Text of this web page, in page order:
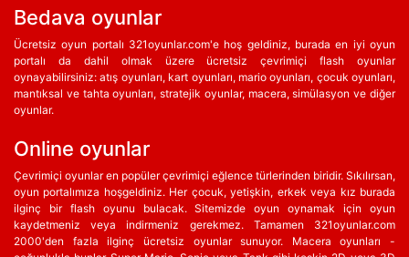
Bedava oyunlar
Ücretsiz oyun portalı 321oyunlar.com'e hoş geldiniz, burada en iyi oyun
portalı da dahil olmak üzere ücretsiz çevrimiçi flash oyunlar
oynayabilirsiniz: atış oyunları, kart oyunları, mario oyunları, çocuk oyunları,
mantıksal ve tahta oyunları, stratejik oyunlar, macera, simülasyon ve diğer
oyunlar.
Online oyunlar
Çevrimiçi oyunlar en popüler çevrimiçi eğlence türlerinden biridir. Sıkılırsan,
oyun portalımıza hoşgeldiniz. Her çocuk, yetişkin, erkek veya kız burada
ilginç bir flash oyunu bulacak. Sitemizde oyun oynamak için oyun
kaydetmeniz veya indirmeniz gerekmez. Tamamen 321oyunlar.com
2000'den fazla ilginç ücretsiz oyunlar sunuyor. Macera oyunları -